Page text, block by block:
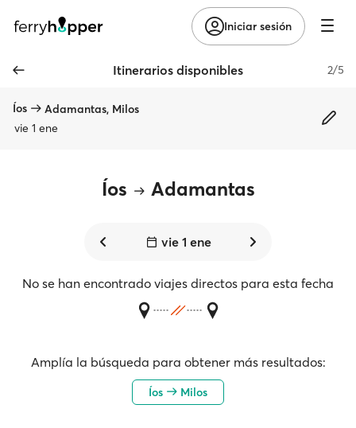
Iniciar sesión
Itinerarios disponibles 2/5
Íos
Adamantas, Milos
vie 1 ene
Íos Adamantas
vie 1 ene
No se han encontrado viajes directos para esta fecha
Amplía la búsqueda para obtener más resultados:
Íos Milos